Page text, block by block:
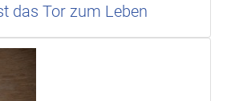
das Tor zum Leben